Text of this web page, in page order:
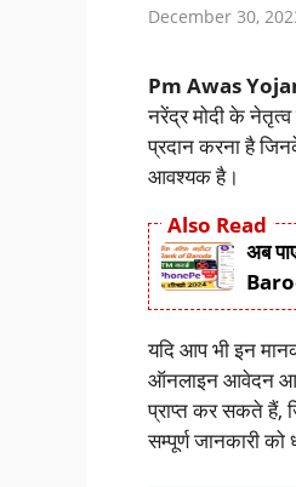
December 30,
Pm Awas
नरेंद्र मोदी के
प्रदान करना है
आवश्यक है।
Also Read
अब
यदि आप भी इन
ऑनलाइन आवेदन आप
प्राप्त कर सकते हैं,
सम्पूर्ण जानकारी